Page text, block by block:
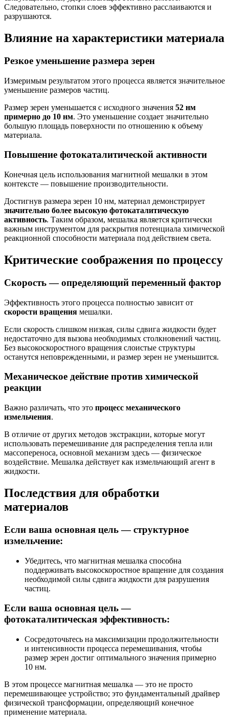
Следовательно, стопки слоев эффективно расслаиваются и
разрушаются.
Влияние на характеристики материала
Резкое уменьшение размера зерен
Измеримым результатом этого процесса является значительное
уменьшение размеров частиц.
Размер зерен уменьшается с исходного значения 52 нм
примерно до 10 нм. Это уменьшение создает значительно
большую площадь поверхности по отношению к объему
материала.
Повышение фотокаталитической активности
Конечная цель использования магнитной мешалки в этом
контексте — повышение производительности.
Достигнув размера зерен 10 нм, материал демонстрирует
значительно более высокую фотокаталитическую
активность. Таким образом, мешалка является критически
важным инструментом для раскрытия потенциала химической
реакционной способности материала под действием света.
Критические соображения по процессу
Скорость — определяющий переменный фактор
Эффективность этого процесса полностью зависит от
скорости вращения мешалки.
Если скорость слишком низкая, силы сдвига жидкости будет
недостаточно для вызова необходимых столкновений частиц.
Без высокоскоростного вращения слоистые структуры
останутся неповрежденными, и размер зерен не уменьшится.
Механическое действие против химической
реакции
Важно различать, что это процесс механического
измельчения.
В отличие от других методов экстракции, которые могут
использовать перемешивание для распределения тепла или
массопереноса, основной механизм здесь — физическое
воздействие. Мешалка действует как измельчающий агент в
жидкости.
Последствия для обработки
материалов
Если ваша основная цель — структурное
измельчение:
Убедитесь, что магнитная мешалка способна
поддерживать высокоскоростное вращение для создания
необходимой силы сдвига жидкости для разрушения
частиц.
Если ваша основная цель —
фотокаталитическая эффективность:
Сосредоточьтесь на максимизации продолжительности
и интенсивности процесса перемешивания, чтобы
размер зерен достиг оптимального значения примерно
10 нм.
В этом процессе магнитная мешалка — это не просто
перемешивающее устройство; это фундаментальный драйвер
физической трансформации, определяющий конечное
применение материала.